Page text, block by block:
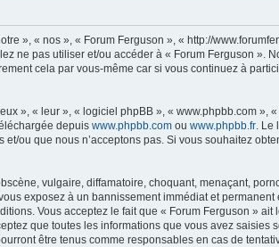
», « nos », « Forum Ferguson », « http://
ne pas utiliser et/ou accéder à « Forum Ferguson
cela par vous-même car si vous continuez à
», « leur », « logiciel phpBB », « www.phpbb.com
depuis www.phpbb.com ou www.phpbb.fr. Le
ou que nous n’acceptons pas. Si vous souhaitez
vulgaire, diffamatoire, choquant, menaçant,
exposez à un bannissement immédiat et
Vous acceptez le fait que « Forum Ferguson »
que toutes les informations que vous avez
être tenus comme responsables en cas de